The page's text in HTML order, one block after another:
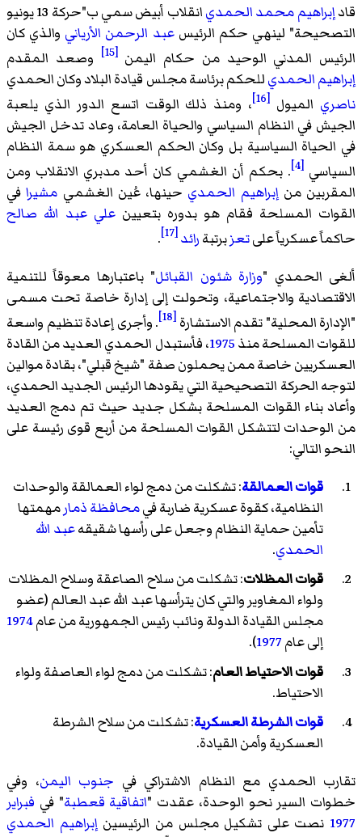
قادإبراهيم محمد الحمدي
انقلاب أبيض سمي ب"حركة 13 يونيو
التصحيحة" لينهي حكم الرئيسعبد الرحمن الأرياني والذي كان
الرئيس المدني الوحيد من حكام اليمن[15]
وصعد المقدم
إبراهيم الحمديللحكم برئاسة مجلس قيادة البلاد وكان الحمدي
ناصري الميول [16]
، ومنذ ذلك الوقت اتسع الدور الذي يلعبة
الجيش في النظام السياسي والحياة العامة، وعاد تدخل الجيش
في الحياة السياسية بل وكان الحكم العسكري هو سمة النظام
السياسي[4]
. بحكم أن الغشمي كان أحد مدبري الانقلاب ومن
المقربين منإبراهيم الحمدي حينها، عُين الغشمي مشيرافي
القوات المسلحة فقام هو بدوره بتعيين علي عبد الله صالح
حاكماً عسكرياً علىتعزبرتبةرائد[17]
.
ألغى الحمدي "وزارة شئون القبائل" باعتبارها معوقاً للتنمية
الاقتصادية والاجتماعية، وتحولت إلى إدارة خاصة تحت مسمى
"الإدارة المحلية" تقدم الاستشارة [18]
. وأجرى إعادة تنظيم واسعة
للقوات المسلحة منذ1975، فأستبدل الحمدي العديد من القادة
العسكريين خاصة ممن يحملون صفة "شيخ قبلي"، بقادة موالين
لتوجه الحركة التصحيحية التي يقودها الرئيس الجديد الحمدي،
وأعاد بناء القوات المسلحة بشكل جديد حيث تم دمج العديد
من الوحدات لتتشكل القوات المسلحة من أربع قوى رئيسة على
النحو التالي:
قوات العمالقة: تشكلت من دمج لواء العمالقة والوحدات
النظامية، كقوة عسكرية ضاربة فيمحافظة ذمارمهمتها
تأمين حماية النظام وجعل على رأسها شقيقهعبد الله
الحمدي.
قوات المظلات: تشكلت من سلاح الصاعقة وسلاح المظلات
ولواء المغاوير والتي كان يترأسها عبد الله عبد العالم (عضو
مجلس القيادة الدولة ونائب رئيس الجمهورية من عام1974
إلى عام1977
).
قوات الاحتياط العام: تشكلت من دمج لواء العاصفة ولواء
الاحتياط.
قوات الشرطة العسكرية: تشكلت من سلاح الشرطة
العسكرية وأمن القيادة.
تقارب الحمدي مع النظام الاشتراكي في جنوب اليمن، وفي
خطوات السير نحو الوحدة، عقدت "اتفاقية قعطبة" في فبراير
1977 نصت على تشكيل مجلس من الرئيسينإبراهيم الحمدي